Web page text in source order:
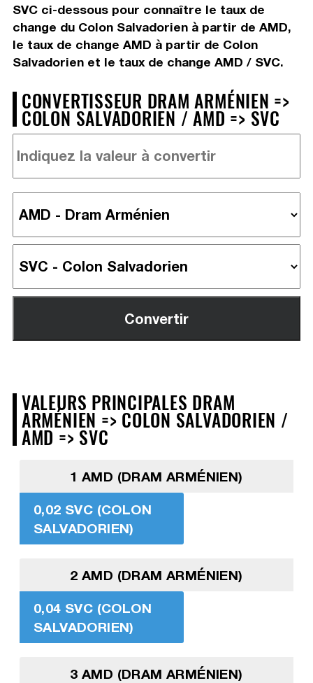
SVC ci-dessous pour connaître le taux de
change du Colon Salvadorien à partir de AMD,
le taux de change AMD à partir de Colon
Salvadorien et le taux de change AMD / SVC.
CONVERTISSEUR DRAM ARMÉNIEN =>
COLON SALVADORIEN / AMD => SVC
VALEURS PRINCIPALES DRAM
ARMÉNIEN => COLON SALVADORIEN /
AMD => SVC
1 AMD (DRAM ARMÉNIEN)
0,02 SVC (COLON
SALVADORIEN)
2 AMD (DRAM ARMÉNIEN)
0,04 SVC (COLON
SALVADORIEN)
3 AMD (DRAM ARMÉNIEN)